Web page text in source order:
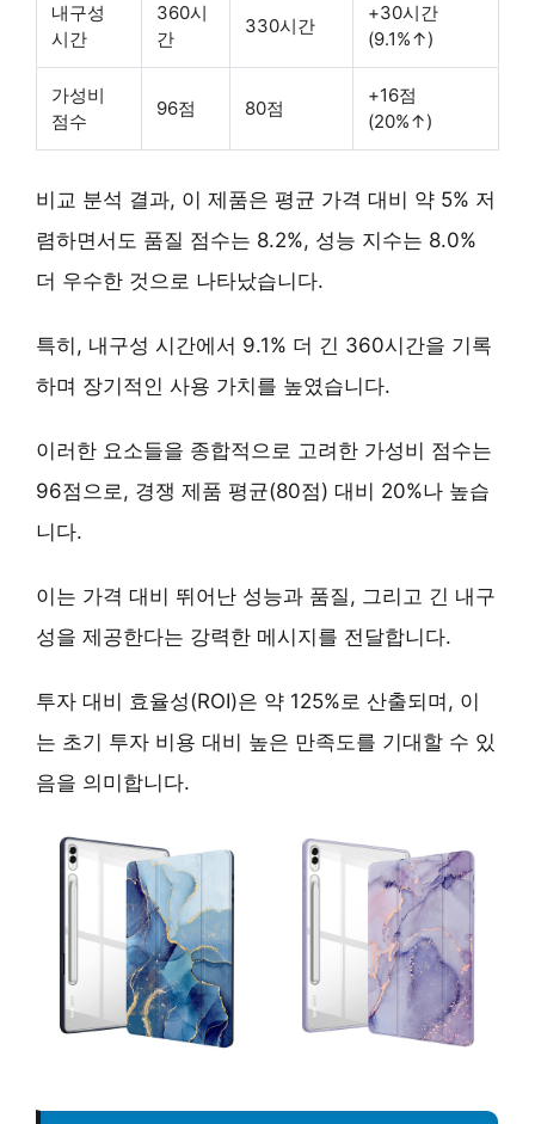
내구성
시간
360시
간
330시간
+30시간
(9.1%↑)
가성비
점수
96점 80점
+16점
(20%↑)
비교 분석 결과, 이 제품은 평균 가격 대비 약 5% 저
렴하면서도 품질 점수는 8.2%, 성능 지수는 8.0%
더 우수한 것으로 나타났습니다.
특히, 내구성 시간에서 9.1% 더 긴 360시간을 기록
하며 장기적인 사용 가치를 높였습니다.
이러한 요소들을 종합적으로 고려한 가성비 점수는
96점으로, 경쟁 제품 평균(80점) 대비 20%나 높습
니다.
이는 가격 대비 뛰어난 성능과 품질, 그리고 긴 내구
성을 제공한다는 강력한 메시지를 전달합니다.
투자 대비 효율성(ROI)은 약 125%로 산출되며, 이
는 초기 투자 비용 대비 높은 만족도를 기대할 수 있
음을 의미합니다.